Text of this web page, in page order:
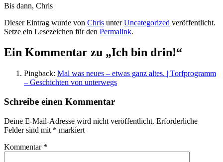
Bis dann, Chris
Dieser Eintrag wurde von Chris unterUncategorized veröffentlicht.
Setze ein Lesezeichen für den Permalink.
Ein Kommentar zu „Ich bin drin!“
Pingback: Mal was neues – etwas ganz altes. | Torfprogramm
– Geschichten von unterwegs
Schreibe einen Kommentar
Deine E-Mail-Adresse wird nicht veröffentlicht. Erforderliche
Felder sind mit * markiert
Kommentar *